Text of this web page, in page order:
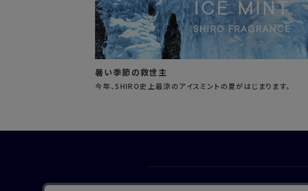
暑い季節の救世主
今年、SHIRO史上最涼のアイスミントの夏がはじまります。